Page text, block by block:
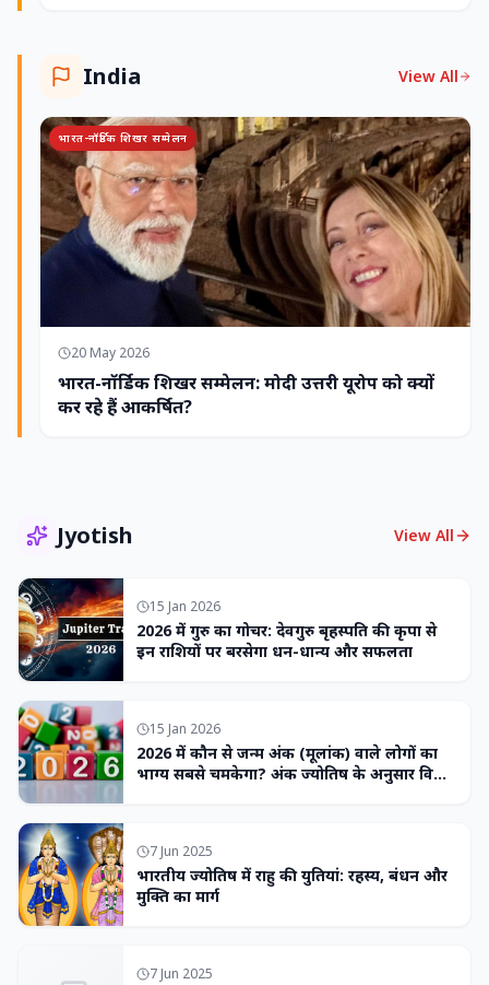
India View All
भारत-नॉर्डिक शिखर सम्मेलन
20 May 2026
भारत-नॉर्डिक शिखर सम्मेलन: मोदी उत्तरी यूरोप को क्यों
कर रहे हैं आकर्षित?
Jyotish View All
15 Jan 2026
2026 में गुरु का गोचर: देवगुरु बृहस्पति की कृपा से
इन राशियों पर बरसेगा धन-धान्य और सफलता
15 Jan 2026
2026 में कौन से जन्म अंक (मूलांक) वाले लोगों का
भाग्य सबसे चमकेगा? अंक ज्योतिष के अनुसार विशेष
7 Jun 2025
भारतीय ज्योतिष में राहु की युतियां: रहस्य, बंधन और
मुक्ति का मार्ग
7 Jun 2025